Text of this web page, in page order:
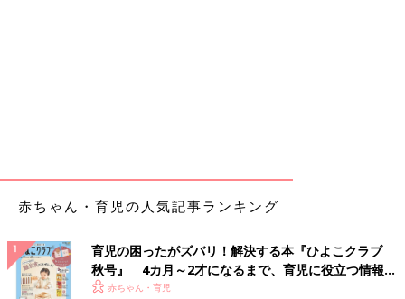
赤ちゃん・育児の人気記事ランキング
育児の困ったがズバリ！解決する本『ひよこクラブ
秋号』 4カ月～2才になるまで、育児に役立つ情報が
いっぱい！
赤ちゃん・育児